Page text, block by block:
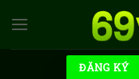
content
ĐĂNG KÝ